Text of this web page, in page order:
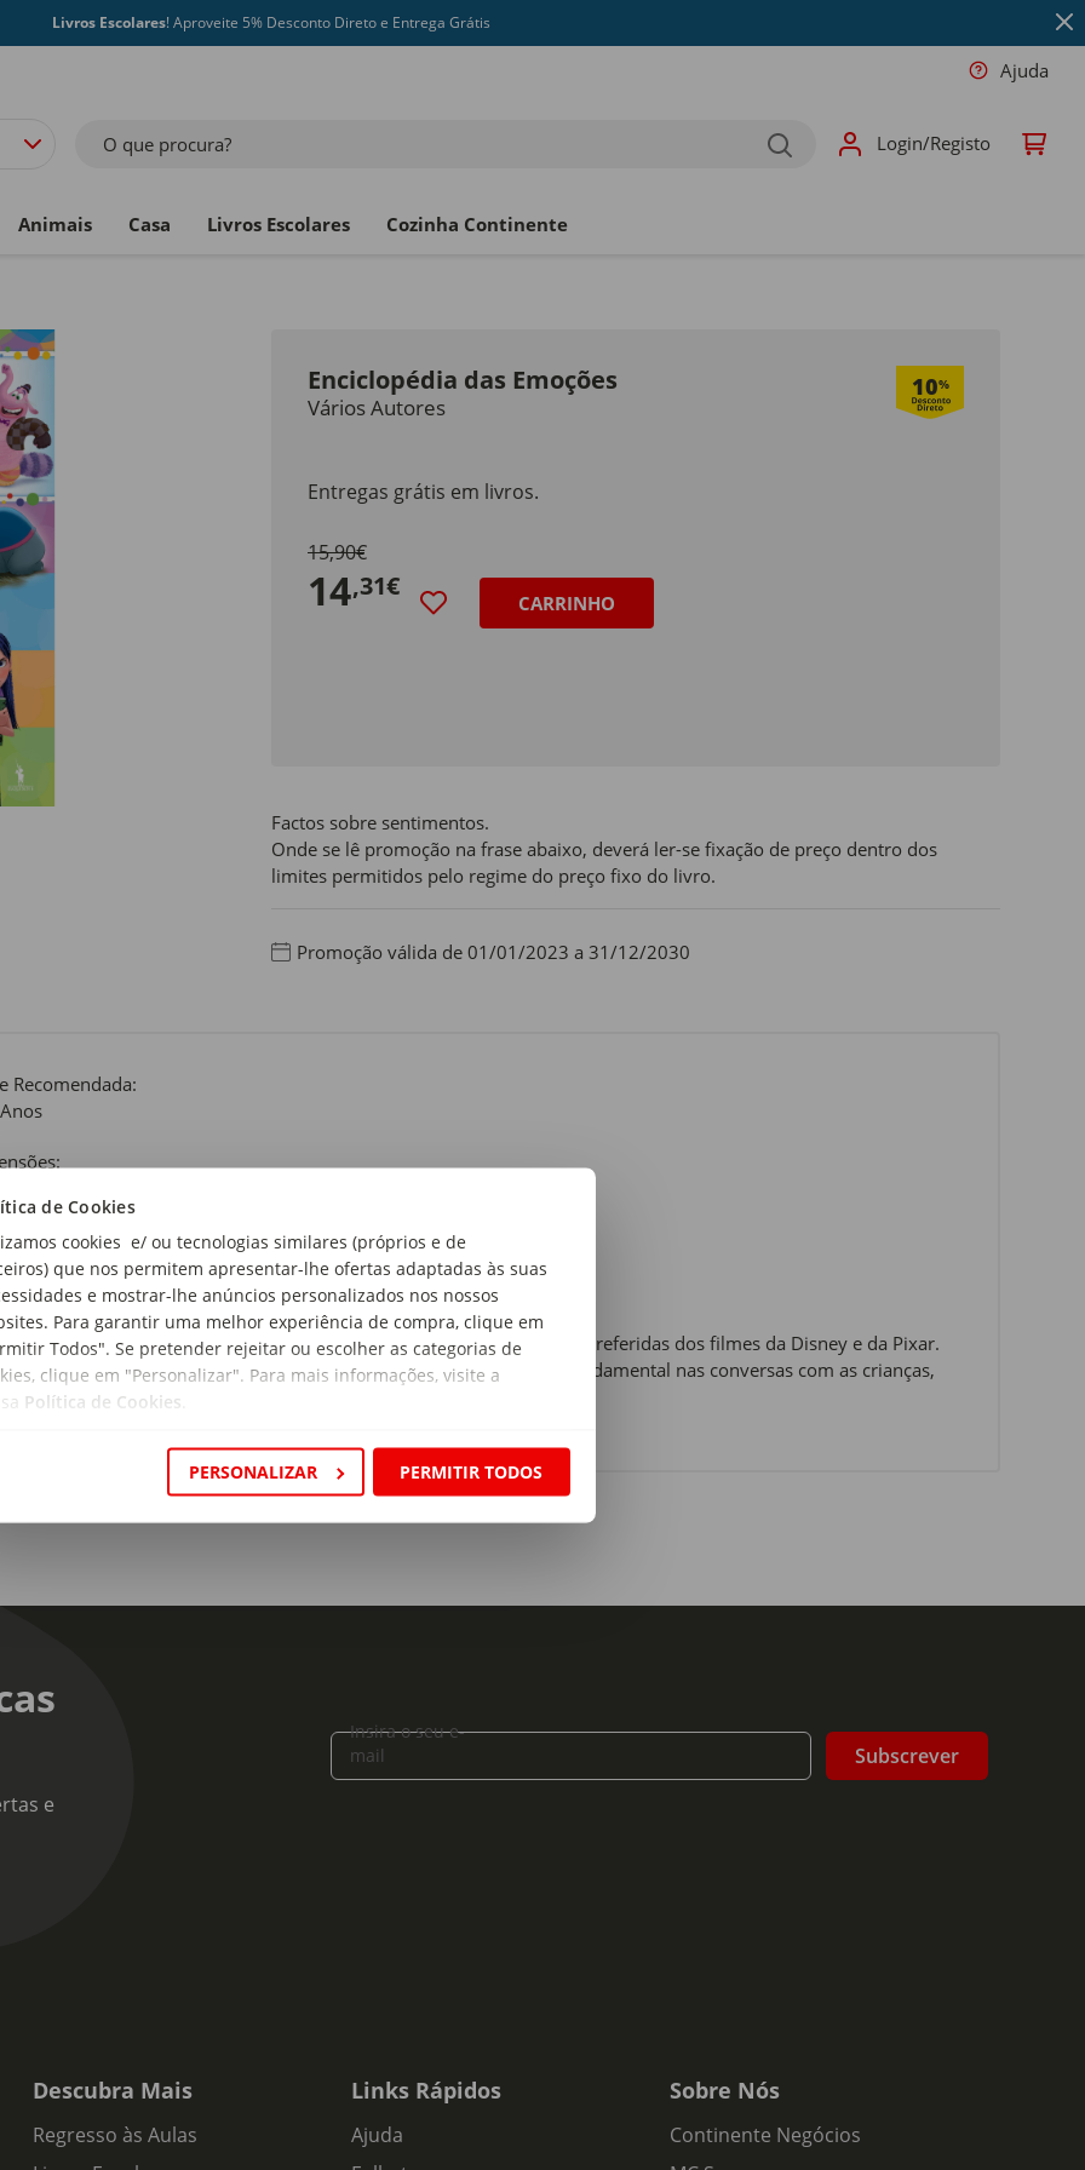
de Cookies
cookies e/ ou tecnologias similares (próprios e de
que nos permitem apresentar-lhe ofertas adaptadas às suas
e mostrar-lhe anúncios personalizados nos nossos
Para garantir uma melhor experiência de compra, clique em
Todos". Se pretender rejeitar ou escolher as categorias de
clique em "Personalizar". Para mais informações, visite a
Política de Cookies
PERSONALIZAR PERMITIR TODOS
Livros Escolares! Aproveite 5% Desconto Direto e Entrega Grátis
Ajuda
O que procura? Login/Registo
Animais Casa Livros Escolares Cozinha Continente
Enciclopédia das Emoções 10%
Vários Autores
Entregas grátis em livros.
15,90€
14,31€
CARRINHO
Factos sobre sentimentos.
Onde se lê promoção na frase abaixo, deverá ler-se fixação de preço dentro dos
limites permitidos pelo regime do preço fixo do livro.
Promoção válida de 01/01/2023 a 31/12/2030
Recomendada:
Autores
mais de cinquenta emoções através das tuas personagens e cenas preferidas dos filmes da Disney e da Pixar.
das Emoções: Factos sobre Sentimentos é uma ferramenta fundamental nas conversas com as crianças,
apoiar e incentivar o seu crescimento e desenvolvimento emocional.
e
Insira o seu e-
mail
Subscrever
Descubra Mais
Regresso às Aulas
Links Rápidos
Ajuda
Sobre Nós
Continente Negócios